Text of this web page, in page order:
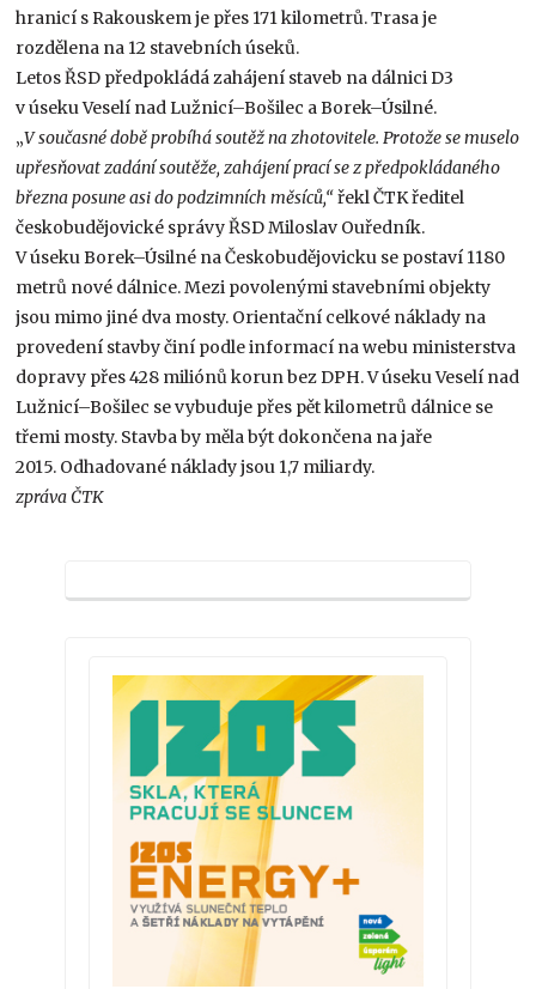
hranicí s Rakouskem je přes 171 kilometrů. Trasa je
rozdělena na 12 stavebních úseků.
Letos ŘSD předpokládá zahájení staveb na dálnici D3
v úseku Veselí nad Lužnicí–Bošilec a Borek–Úsilné.
„V současné době probíhá soutěž na zhotovitele. Protože se muselo
upřesňovat zadání soutěže, zahájení prací se z předpokládaného
března posune asi do podzimních měsíců,“řekl ČTK ředitel
českobudějovické správy ŘSD Miloslav Ouředník.
V úseku Borek–Úsilné na Českobudějovicku se postaví 1180
metrů nové dálnice. Mezi povolenými stavebními objekty
jsou mimo jiné dva mosty. Orientační celkové náklady na
provedení stavby činí podle informací na webu ministerstva
dopravy přes 428 miliónů korun bez DPH. V úseku Veselí nad
Lužnicí–Bošilec se vybuduje přes pět kilometrů dálnice se
třemi mosty. Stavba by měla být dokončena na jaře
2015. Odhadované náklady jsou 1,7 miliardy.
zpráva ČTK